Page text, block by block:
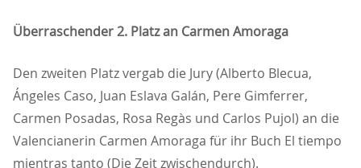
Überraschender 2. Platz an Carmen Amoraga
Den zweiten Platz vergab die Jury (Alberto Blecua,
Ángeles Caso, Juan Eslava Galán, Pere Gimferrer,
Carmen Posadas, Rosa Regàs und Carlos Pujol) an die
Valencianerin Carmen Amoraga für ihr Buch El tiempo
mientras tanto (Die Zeit zwischendurch).